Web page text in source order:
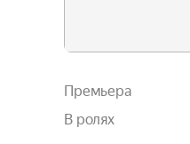
Премьера
В ролях